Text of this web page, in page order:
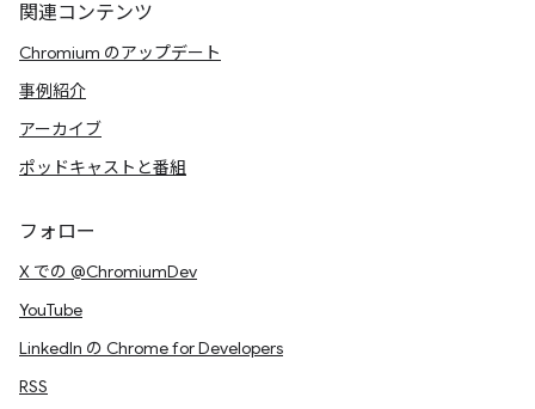
関連コンテンツ
Chromium のアップデート
事例紹介
アーカイブ
ポッドキャストと番組
フォロー
X での @ChromiumDev
YouTube
LinkedIn の Chrome for Developers
RSS